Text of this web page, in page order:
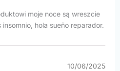
moje noce są wreszcie
hola sueño reparador.
10/06/2025